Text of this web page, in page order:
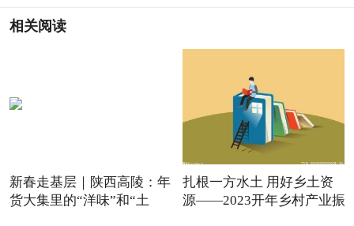
相关阅读
新春走基层｜陕西高陵：年
货大集里的“洋味”和“土
扎根一方水土 用好乡土资
源——2023开年乡村产业振